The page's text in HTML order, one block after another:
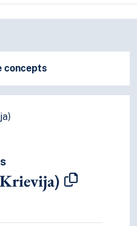
concepts